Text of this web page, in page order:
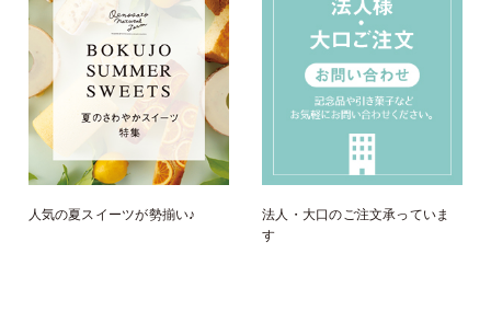
人気の夏スイーツが勢揃い♪
法人・大口のご注文承っていま
す